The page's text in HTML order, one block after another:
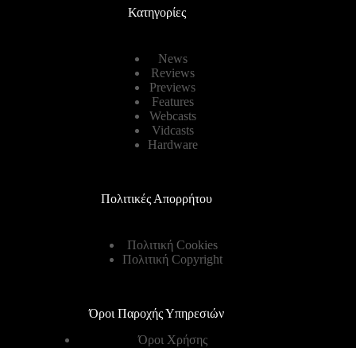
Κατηγορίες
News
Reviews
Previews
Features
Webcasts
Vidcasts
Hardware
Πολιτικές Απορρήτου
Πολιτική Cookies
Πολιτική Copyright
Όροι Παροχής Υπηρεσιών
Όροι Χρήσης